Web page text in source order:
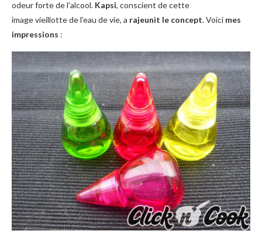
odeur forte de l’alcool. Kapsi, conscient de cette
image vieillotte de l’eau de vie, a rajeunit le concept. Voici mes
impressions :